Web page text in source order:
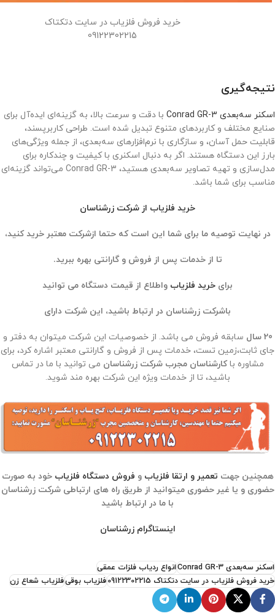
خرید فروش فلزیاب در سایت دتکتاک
09122302215
نتیجه‌گیری
اسکنر سه‌بعدی Conrad GR-3
با دقت و سرعت بالا، به گزینه‌ای ایده‌آل برای
صنایع مختلف و کاربردهای متنوع تبدیل شده است. طراحی کاربرپسند،
قابلیت حمل آسان، و سازگاری با نرم‌افزارهای سه‌بعدی، از جمله ویژگی‌های
بارز این دستگاه هستند. اگر به دنبال اسکنری با کیفیت و چندکاره برای
مدل‌سازی و تهیه تصاویر سه‌بعدی هستید، Conrad GR-3 می‌تواند گزینه‌ای
مناسب برای شما باشد.
خرید فلزیاب از شرکت زرشناسان
در نهایت توصیه ما برای شما این است که حتما ازشرکت معتبر خرید کنید،
تا از خدمات پس از فروش و گارانتی بهره ببرید.
برای خرید فلزیاب واطلاع از قیمت دستگاه می توانید
باشرکت زرشناسان در ارتباط باشید، این شرکت دارای
20 سال
سابقه فروش می باشد. از خصوصیات این شرکت میتوان به دفتر و
جای ثابت،زمین تست، خدمات پس از فروش و گارانتی معتبر اشاره کرد، برای
مشاوره باکارشناسان مجرب شرکت زرشناسان می توانید با ما در تماس
باشید، تا از خدمات ویژه این شرکت بهره مند شوید.
همچنین جهت تعمیر و ارتقا فلزیاب و فروش دستگاه فلزیاب خود به صورت
حضوری و یا غیر حضوری میتوانید از طریق راه های ارتباطی شرکت زرشناسان
با ما در ارتباط باشید
اینستاگرام زرشناسان
اسکنر سه‌بعدی Conrad GR-3
انواع ردیاب فلزات عمقی
خرید فروش فلزیاب در سایت دتکتاک 09122302215
فلزیاب بوقیفلزیاب شعاع زن